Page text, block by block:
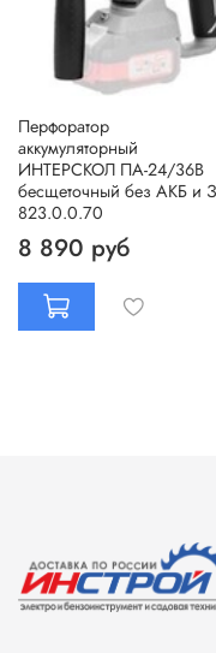
Перфоратор
аккумуляторный
ИНТЕРСКОЛ ПА-24/36В
бесщеточный без АКБ и
823.0.0.70
8 890 руб